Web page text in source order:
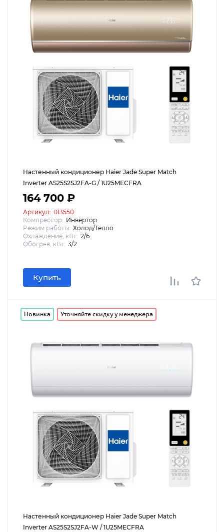
Настенный кондиционер Haier Jade Super Match
Inverter AS25S2SJ2FA-G / 1U25MECFRA
164 700 ₽
Артикул: 013550
Компрессор: Инвертор
Режим работы: Холод/Тепло
Охлаждение, кВт: 2/6
Обогрев, кВт: 3/2
Купить
Новинка Уточняйте скидку у менеджера
Настенный кондиционер Haier Jade Super Match
Inverter AS25S2SJ2FA-W / 1U25MECFRA